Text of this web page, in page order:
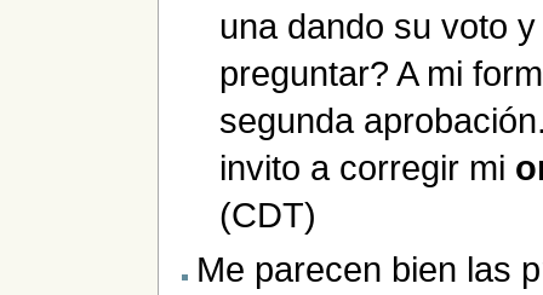
una dando su voto
preguntar? A mi
segunda
invito a corregir mi
(CDT)
Me parecen bien las